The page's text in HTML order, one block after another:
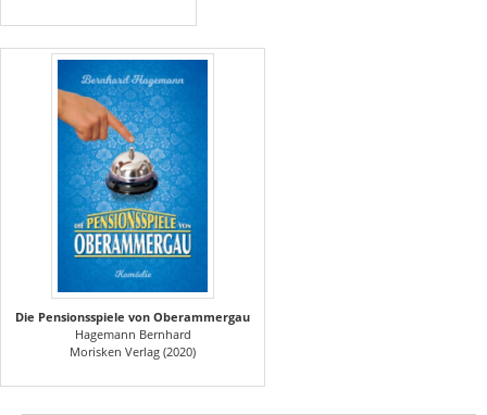
Die Pensionsspiele von Oberammergau
Hagemann Bernhard
Morisken Verlag (2020)